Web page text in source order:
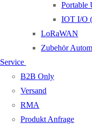
Portable
IOT I/O
LoRaWAN
Zubehör
Service
B2B Only
Versand
RMA
Produkt Anfrage